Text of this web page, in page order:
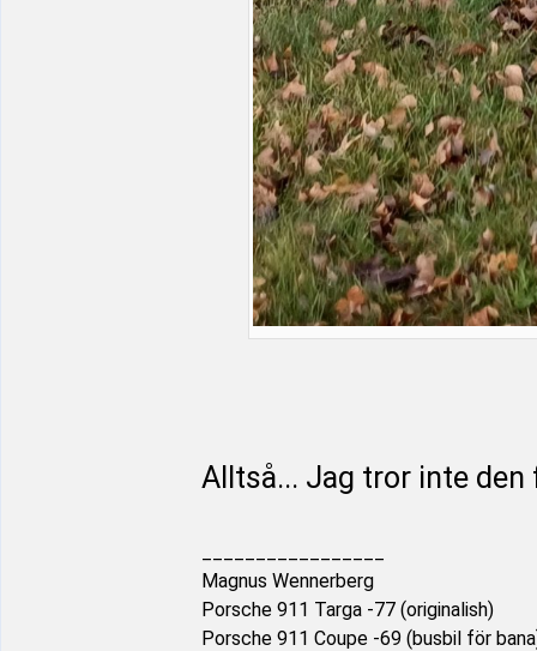
Alltså... Jag tror inte
Magnus Wennerberg
Porsche 911 Targa -77 (originalish)
Porsche 911 Coupe -69 (busbil för